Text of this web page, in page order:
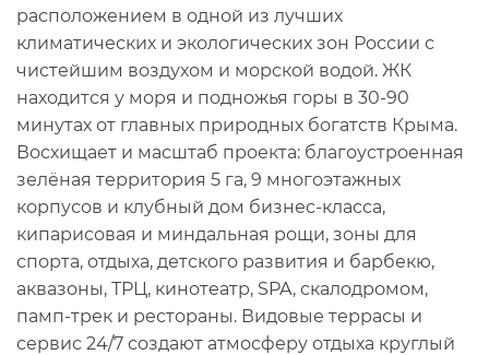
расположением в одной из лучших
климатических и экологических зон России с
чистейшим воздухом и морской водой. ЖК
находится у моря и подножья горы в 30-90
минутах от главных природных богатств Крыма.
Восхищает и масштаб проекта: благоустроенная
зелёная территория 5 га, 9 многоэтажных
корпусов и клубный дом бизнес-класса,
кипарисовая и миндальная рощи, зоны для
спорта, отдыха, детского развития и барбекю,
аквазоны, ТРЦ, кинотеатр, SPA, скалодромом,
памп-трек и рестораны. Видовые террасы и
сервис 24/7 создают атмосферу отдыха круглый